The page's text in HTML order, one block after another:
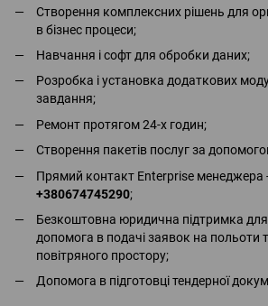
Створення комплексних рішень для
в бізнес процеси;
Навчання і софт для обробки даних;
Розробка і установка додаткових
завдання;
Ремонт протягом 24-х годин;
Створення пакетів послуг за
Прямий контакт Enterprise менеджера
+380674745290;
Безкоштовна юридична підтримка для
допомога в подачі заявок на польоти
повітряного простору;
Допомога в підготовці тендерної